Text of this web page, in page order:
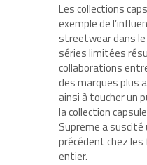
Les collections
exemple de
streetwear dans le
séries limitées
collaborations
des marques plus
ainsi à toucher un
la collection
Supreme a
précédent chez
entier.